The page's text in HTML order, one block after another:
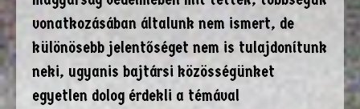
vonatkozásában általunk nem ismert, de
különösebb jelentőséget nem is tulajdonítunk
neki, ugyanis bajtársi közösségünket
egyetlen dolog érdekli a témával